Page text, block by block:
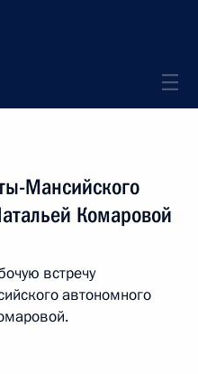
Мансийского
Комаровой
встречу
автономного